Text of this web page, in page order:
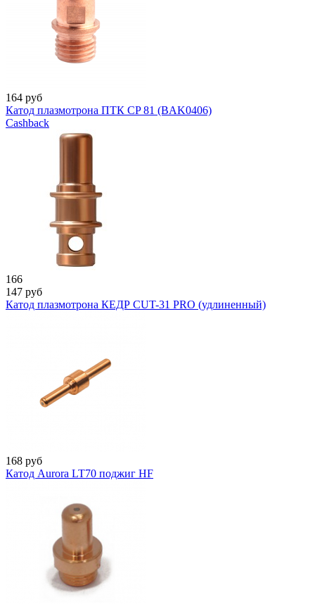
164 руб
Катод плазмотрона ПТК CP 81 (BAK0406)
Cashback
166
147 руб
Катод плазмотрона КЕДР CUT-31 PRO (удлиненный)
168 руб
Катод Aurora LT70 поджиг HF